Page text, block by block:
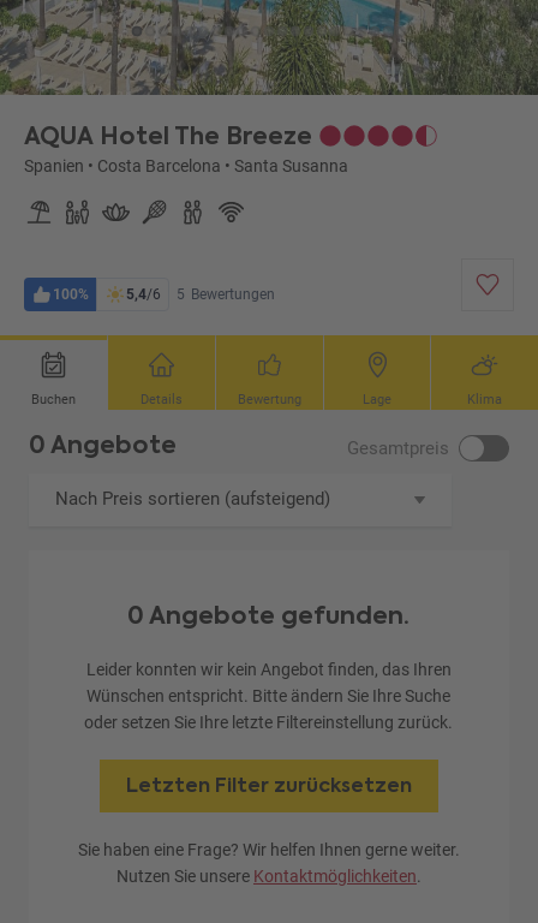
AQUA Hotel The Breeze
Spanien • Costa Barcelona • Santa Susanna
100% 5,4/6 5 Bewertungen
Buchen Details Bewertung Lage Klima
0 Angebote Gesamtpreis
Nach Preis sortieren (aufsteigend)
0 Angebote gefunden.
Leider konnten wir kein Angebot finden, das Ihren
Wünschen entspricht. Bitte ändern Sie Ihre Suche
oder setzen Sie Ihre letzte Filtereinstellung zurück.
Letzten Filter zurücksetzen
Sie haben eine Frage? Wir helfen Ihnen gerne weiter.
Nutzen Sie unsere Kontaktmöglichkeiten.